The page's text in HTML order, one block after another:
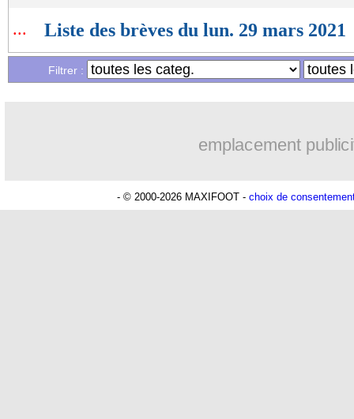
... Liste des brèves du lun. 29 mars 2021
Filtrer :
emplacement
- © 2000-2026 MAXIFOOT - choix de